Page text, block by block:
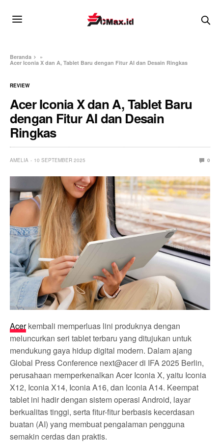
Beranda
»
Acer Iconia X dan A, Tablet Baru dengan Fitur AI dan Desain Ringkas
REVIEW
Acer Iconia X dan A, Tablet Baru
dengan Fitur AI dan Desain
Ringkas
AMELIA 10 SEPTEMBER 2025 0
Acerkembali memperluas lini produknya dengan
meluncurkan seri tablet terbaru yang ditujukan untuk
mendukung gaya hidup digital modern. Dalam ajang
Global Press Conference next@acer di IFA 2025 Berlin,
perusahaan memperkenalkan Acer Iconia X, yaitu Iconia
X12, Iconia X14, Iconia A16, dan Iconia A14. Keempat
tablet ini hadir dengan sistem operasi Android, layar
berkualitas tinggi, serta fitur-fitur berbasis kecerdasan
buatan (AI) yang membuat pengalaman pengguna
semakin cerdas dan praktis.